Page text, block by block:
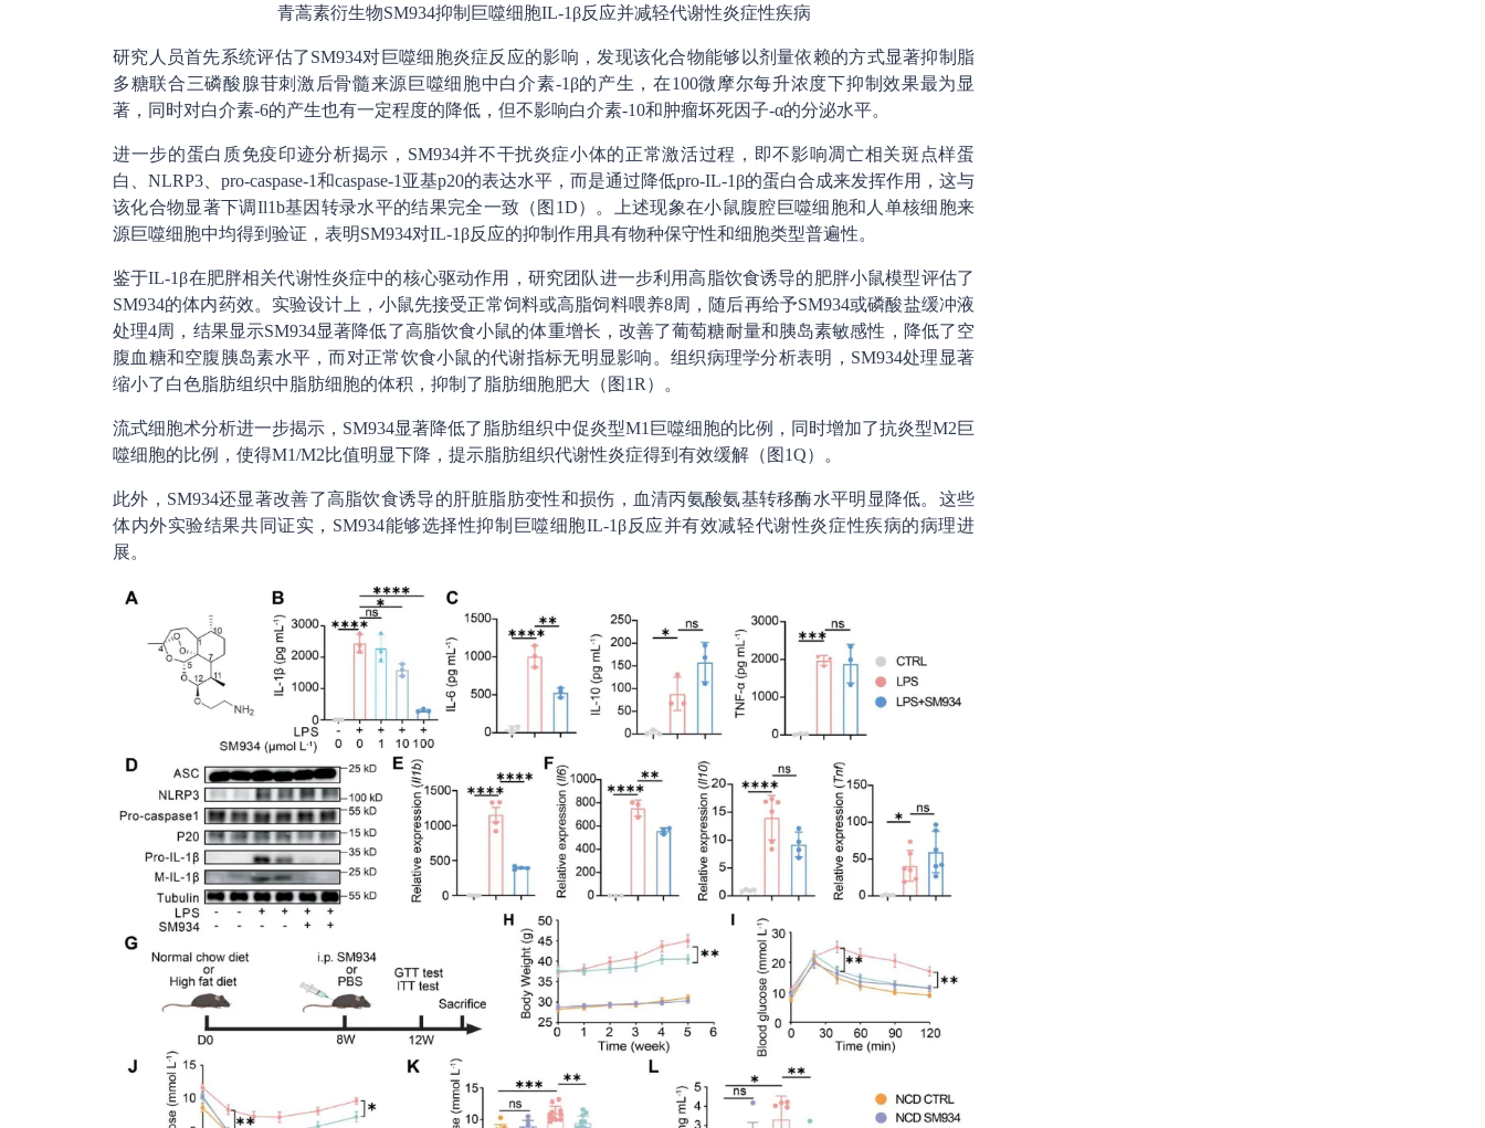
青蒿素衍生物SM934抑制巨噬细胞IL-1β反应并减轻代谢性炎症性疾病
研究人员首先系统评估了SM934对巨噬细胞炎症反应的影响，发现该化合物能够以剂量依赖的方式显著抑制脂
多糖联合三磷酸腺苷刺激后骨髓来源巨噬细胞中白介素-1β的产生，在100微摩尔每升浓度下抑制效果最为显
著，同时对白介素-6的产生也有一定程度的降低，但不影响白介素-10和肿瘤坏死因子-α的分泌水平。
进一步的蛋白质免疫印迹分析揭示，SM934并不干扰炎症小体的正常激活过程，即不影响凋亡相关斑点样蛋
白、NLRP3、pro-caspase-1和caspase-1亚基p20的表达水平，而是通过降低pro-IL-1β的蛋白合成来发挥作用，这与
该化合物显著下调Il1b基因转录水平的结果完全一致（图1D）。上述现象在小鼠腹腔巨噬细胞和人单核细胞来
源巨噬细胞中均得到验证，表明SM934对IL-1β反应的抑制作用具有物种保守性和细胞类型普遍性。
鉴于IL-1β在肥胖相关代谢性炎症中的核心驱动作用，研究团队进一步利用高脂饮食诱导的肥胖小鼠模型评估了
SM934的体内药效。实验设计上，小鼠先接受正常饲料或高脂饲料喂养8周，随后再给予SM934或磷酸盐缓冲液
处理4周，结果显示SM934显著降低了高脂饮食小鼠的体重增长，改善了葡萄糖耐量和胰岛素敏感性，降低了空
腹血糖和空腹胰岛素水平，而对正常饮食小鼠的代谢指标无明显影响。组织病理学分析表明，SM934处理显著
缩小了白色脂肪组织中脂肪细胞的体积，抑制了脂肪细胞肥大（图1R）。
流式细胞术分析进一步揭示，SM934显著降低了脂肪组织中促炎型M1巨噬细胞的比例，同时增加了抗炎型M2巨
噬细胞的比例，使得M1/M2比值明显下降，提示脂肪组织代谢性炎症得到有效缓解（图1Q）。
此外，SM934还显著改善了高脂饮食诱导的肝脏脂肪变性和损伤，血清丙氨酸氨基转移酶水平明显降低。这些
体内外实验结果共同证实，SM934能够选择性抑制巨噬细胞IL-1β反应并有效减轻代谢性炎症性疾病的病理进
展。